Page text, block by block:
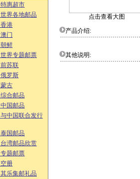
特惠超市
世界各地邮品
香港
澳门
朝鲜
世界专题邮票
前苏联
俄罗斯
蒙古
综合邮品
中国邮品
与中国联合发行
泰国邮品
台湾邮品欣赏
专题邮票
空册
其乐集邮礼品
点击查看大图
产品介绍:
其他说明: